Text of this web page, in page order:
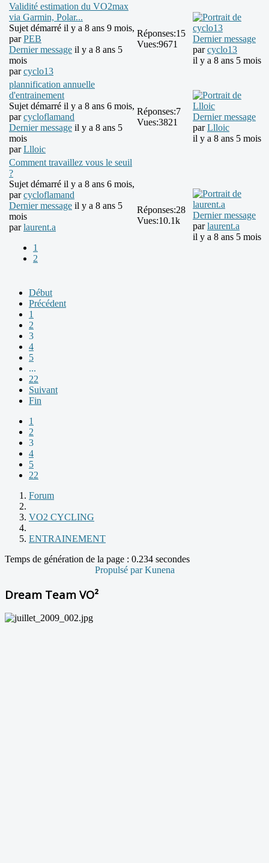
Validité estimation du VO2max
via Garmin, Polar...
Sujet démarré il y a 8 ans 9 mois,
parPEB
Dernier message il y a 8 ans 5
mois
parcyclo13
Réponses:15
Vues:9671
Dernier message
parcyclo13
il y a 8 ans 5 mois
plannification annuelle
d'entrainement
Sujet démarré il y a 8 ans 6 mois,
parcycloflamand
Dernier message il y a 8 ans 5
mois
parLlloic
Réponses:7
Vues:3821
Dernier message
parLlloic
il y a 8 ans 5 mois
Comment travaillez vous le seuil
?
Sujet démarré il y a 8 ans 6 mois,
parcycloflamand
Dernier message il y a 8 ans 5
mois
parlaurent.a
1
2
Réponses:28
Vues:10.1k
Dernier message
parlaurent.a
il y a 8 ans 5 mois
Début
Précédent
1
2
3
4
5
...
22
Suivant
Fin
1
2
3
4
5
22
Forum
VO2 CYCLING
ENTRAINEMENT
Temps de génération de la page : 0.234 secondes
Propulsé parKunena
Dream Team VO²